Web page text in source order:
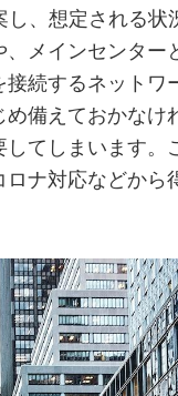
、想定される状
メインセンター
続するネットワ
備えておかなけ
てしまいます。
ナ対応などから